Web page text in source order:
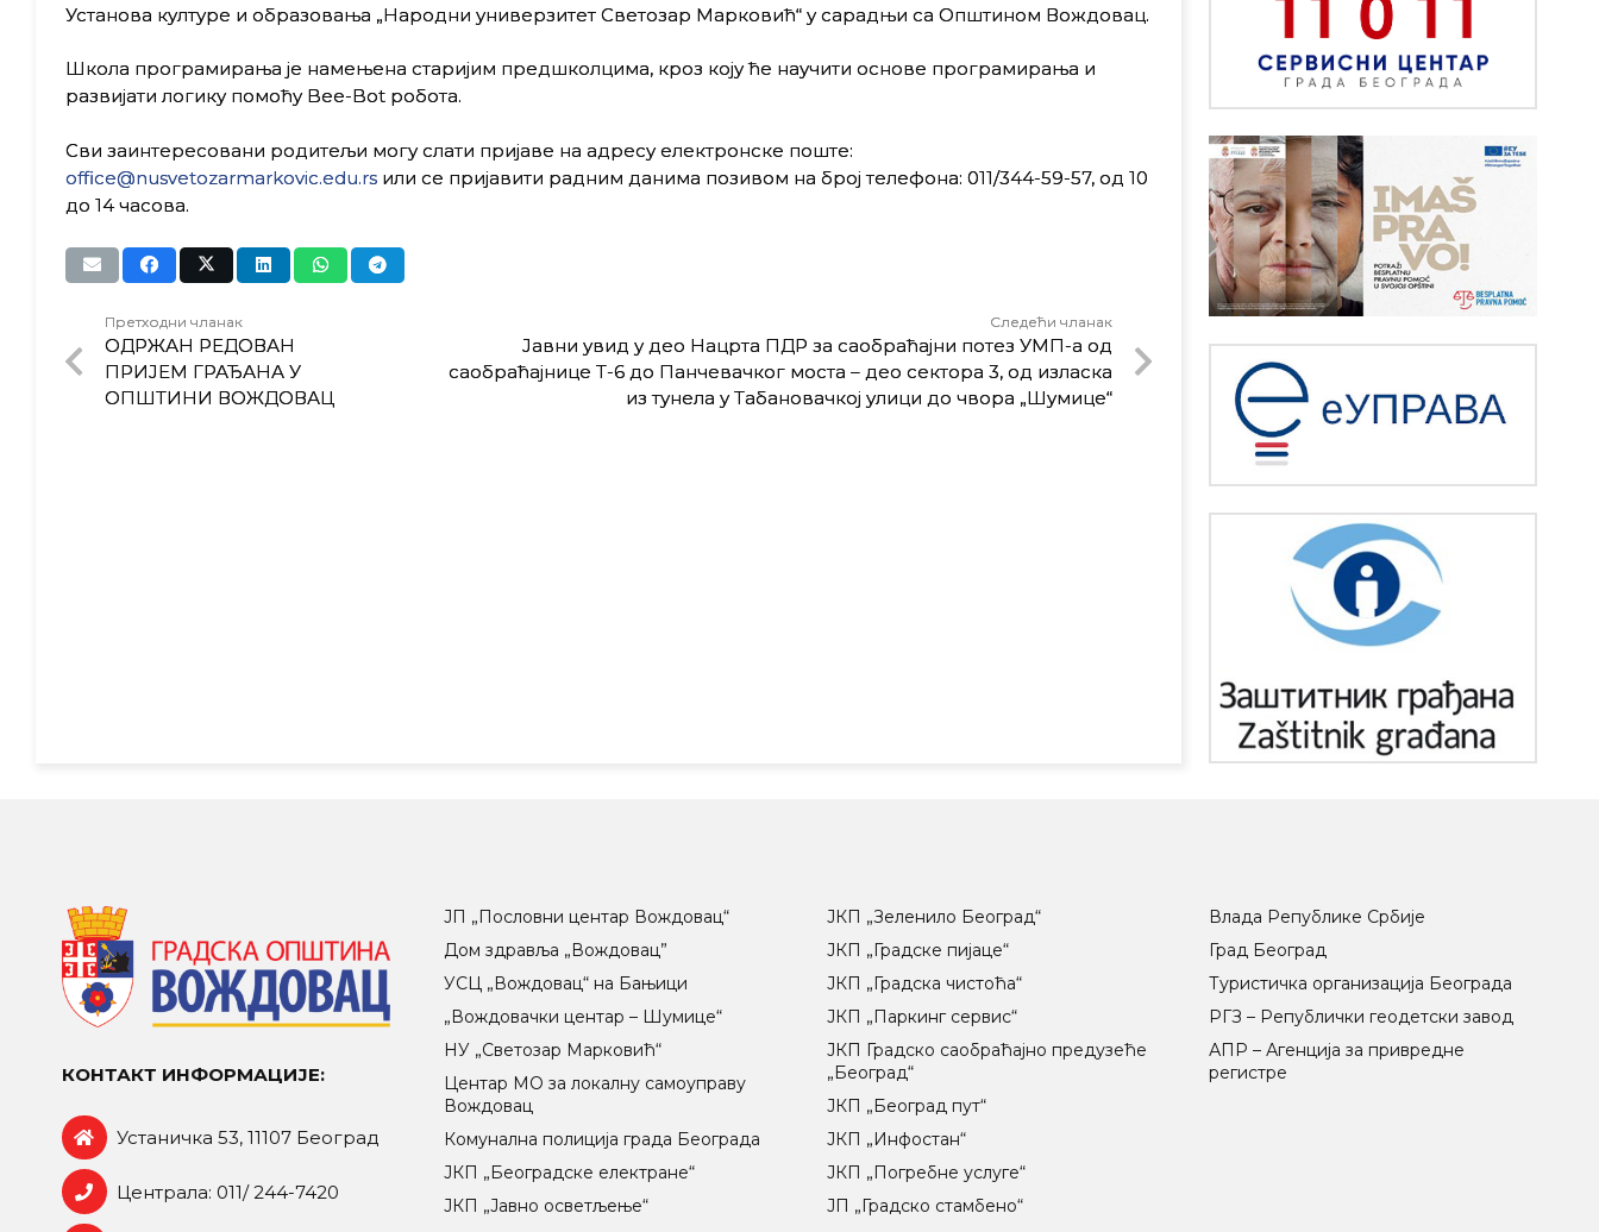
Установа културе и образовања „Народни универзитет Светозар Марковић“ у сарадњи са Општином Вождовац.
Школа програмирања је намењена старијим предшколцима, кроз коју ће научити основе програмирања и
развијати логику помоћу Bee-Bot робота.
Сви заинтересовани родитељи могу слати пријаве на адресу електронске поште:
office@nusvetozarmarkovic.edu.rs или се пријавити радним данима позивом на број телефона: 011/344-59-57, од 10
до 14 часова.
Претходни чланак
ОДРЖАН РЕДОВАН
ПРИЈЕМ ГРАЂАНА У
ОПШТИНИ ВОЖДОВАЦ
Следећи чланак
Јавни увид у део Нацрта ПДР за саобраћајни потез УМП-а од
саобраћајнице Т-6 до Панчевачког моста – део сектора 3, од изласка
из тунела у Табановачкој улици до чвора „Шумице“
КОНТАКТ ИНФОРМАЦИЈЕ:
Устаничка 53, 11107 Београд
Централа: 011/ 244-7420
ЈП „Пословни центар Вождовац“
Дом здравља „Вождовац”
УСЦ „Вождовац“ на Бањици
„Вождовачки центар – Шумице“
НУ „Светозар Марковић“
Центар МO за локалну самоуправу
Вождовац
Комунална полиција града Београда
ЈКП „Београдске електране“
ЈКП „Јавно осветљење“
ЈКП „Зеленило Београд“
ЈКП „Градске пијаце“
ЈКП „Градска чистоћа“
ЈКП „Паркинг сервис“
ЈКП Градско саобраћајно предузеће
„Београд“
ЈКП „Београд пут“
ЈКП „Инфостан“
ЈКП „Погребне услуге“
ЈП „Градско стамбено“
Влада Републике Србије
Град Београд
Туристичка организација Београда
РГЗ – Републички геодетски завод
АПР – Агенција за привредне
регистре